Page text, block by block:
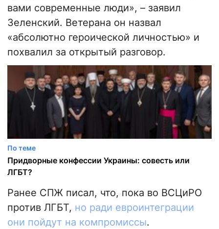
вами современные люди», – заявил
Зеленский. Ветерана он назвал
«абсолютно героической личностью» и
похвалил за открытый разговор.
По теме
Придворные конфессии Украины: совесть или
ЛГБТ?
Ранее СПЖ писал, что, пока во ВСЦиРО
против ЛГБТ, но ради евроинтеграции
они пойдут на компромиссы.